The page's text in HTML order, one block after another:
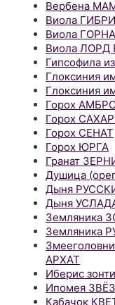
Вербена
Виола
Виола
Виола
Гипсофила
Глоксиния
Глоксиния
Горох
Горох
Горох СЕНАТ
Горох ЮРГА
Гранат
Душица
Дыня
Дыня
Земляника
Земляника
АРХАТ
Иберис
Ипомея
Кабачок